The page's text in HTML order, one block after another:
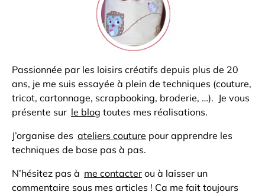
Passionnée par les loisirs créatifs depuis plus de 20
ans, je me suis essayée à plein de techniques (couture,
tricot, cartonnage, scrapbooking, broderie, …). Je vous
présente sur le blog toutes mes réalisations.
J’organise des ateliers couture pour apprendre les
techniques de base pas à pas.
N’hésitez pas à me contacter ou à laisser un
commentaire sous mes articles ! Ca me fait toujours